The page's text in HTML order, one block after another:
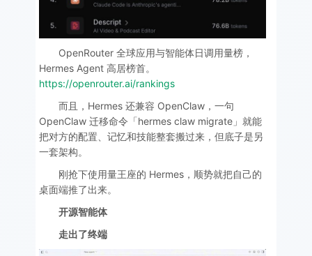
OpenRouter 全球应用与智能体日调用量榜，
Hermes Agent 高居榜首。
https://openrouter.ai/rankings
而且，Hermes 还兼容 OpenClaw，一句
OpenClaw 迁移命令「hermes claw migrate」就能
把对方的配置、记忆和技能整套搬过来，但底子是另
一套架构。
刚抢下使用量王座的 Hermes，顺势就把自己的
桌面端推了出来。
开源智能体
走出了终端